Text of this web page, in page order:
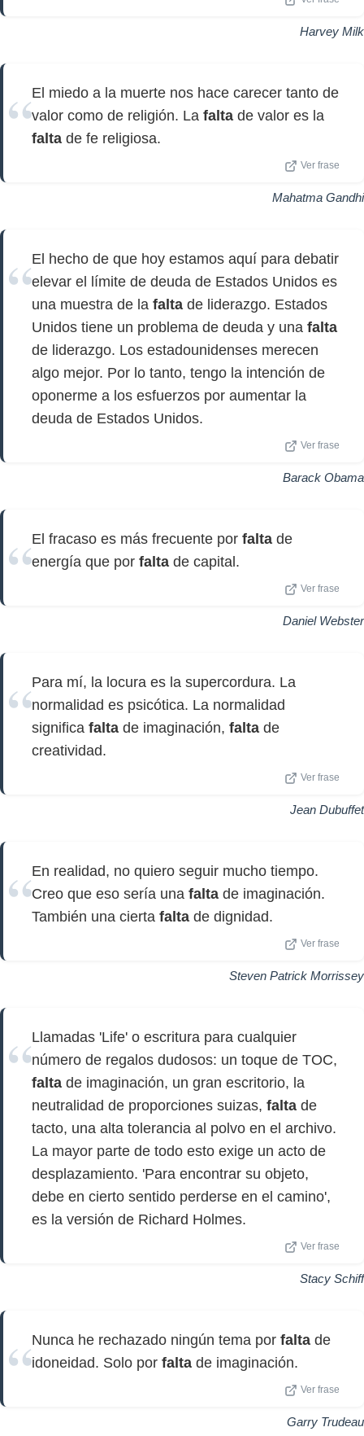
Harvey Milk
El miedo a la muerte nos hace carecer tanto de
valor como de religión. La falta de valor es la
falta de fe religiosa.
Ver frase
Mahatma Gandhi
El hecho de que hoy estamos aquí para debatir
elevar el límite de deuda de Estados Unidos es
una muestra de la falta de liderazgo. Estados
Unidos tiene un problema de deuda y una falta
de liderazgo. Los estadounidenses merecen
algo mejor. Por lo tanto, tengo la intención de
oponerme a los esfuerzos por aumentar la
deuda de Estados Unidos.
Ver frase
Barack Obama
El fracaso es más frecuente por falta de
energía que por falta de capital.
Ver frase
Daniel Webster
Para mí, la locura es la supercordura. La
normalidad es psicótica. La normalidad
significa falta de imaginación, falta de
creatividad.
Ver frase
Jean Dubuffet
En realidad, no quiero seguir mucho tiempo.
Creo que eso sería una falta de imaginación.
También una cierta falta de dignidad.
Ver frase
Steven Patrick Morrissey
Llamadas 'Life' o escritura para cualquier
número de regalos dudosos: un toque de TOC,
falta de imaginación, un gran escritorio, la
neutralidad de proporciones suizas, falta de
tacto, una alta tolerancia al polvo en el archivo.
La mayor parte de todo esto exige un acto de
desplazamiento. 'Para encontrar su objeto,
debe en cierto sentido perderse en el camino',
es la versión de Richard Holmes.
Ver frase
Stacy Schiff
Nunca he rechazado ningún tema por falta de
idoneidad. Solo por falta de imaginación.
Ver frase
Garry Trudeau